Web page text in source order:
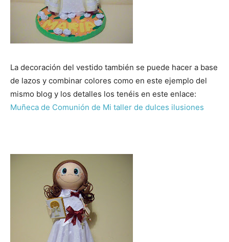
La decoración del vestido también se puede hacer a base
de lazos y combinar colores como en este ejemplo del
mismo blog y los detalles los tenéis en este enlace:
Muñeca de Comunión de Mi taller de dulces ilusiones